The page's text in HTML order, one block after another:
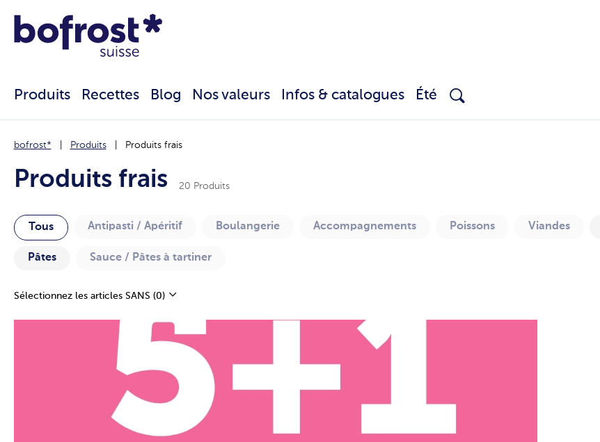
Produits Recettes Blog Nos valeurs Infos & catalogues Été
bofrost* Produits Produits frais
Produits frais 20 Produits
Tous Antipasti / Apéritif Boulangerie Accompagnements Poissons Viandes
Pâtes Sauce / Pâtes à tartiner
Sélectionnez les articles SANS (0)